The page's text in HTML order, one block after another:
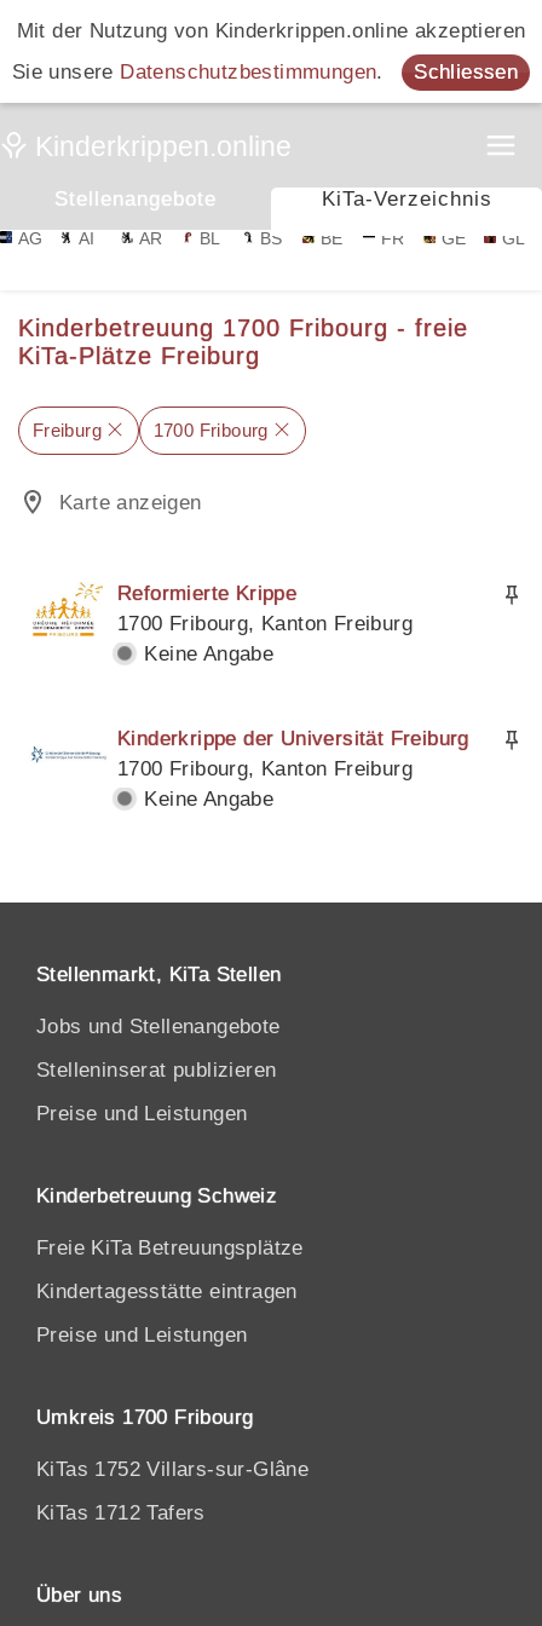
Mit der Nutzung von Kinderkrippen.online akzeptieren
Sie unsere Datenschutzbestimmungen. Schliessen
Stellenangebote KiTa-Verzeichnis
AG AI AR BL BS BE FR GE GL
Kinderbetreuung 1700 Fribourg - freie
KiTa-Plätze Freiburg
Freiburg 1700 Fribourg
Karte anzeigen
Reformierte Krippe
1700 Fribourg, Kanton Freiburg
Keine Angabe
Kinderkrippe der Universität Freiburg
1700 Fribourg, Kanton Freiburg
Keine Angabe
Stellenmarkt, KiTa Stellen
Jobs und Stellenangebote
Stelleninserat publizieren
Preise und Leistungen
Kinderbetreuung Schweiz
Freie KiTa Betreuungsplätze
Kindertagesstätte eintragen
Preise und Leistungen
Umkreis 1700 Fribourg
KiTas 1752 Villars-sur-Glâne
KiTas 1712 Tafers
Über uns